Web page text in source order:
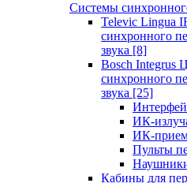
Системы
Televic Lingua
синхронного
звука [8]
Bosch Integrus
синхронного
звука [25]
ИК-
ИК-
Пульты
Кабины для